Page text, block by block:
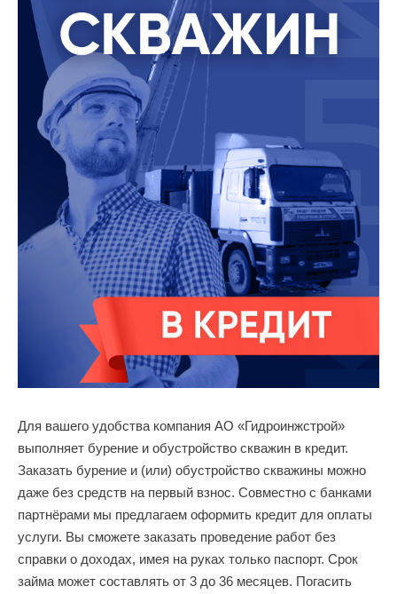
Для вашего удобства компания АО «Гидроинжстрой»
выполняет бурение и обустройство скважин в кредит.
Заказать бурение и (или) обустройство скважины можно
даже без средств на первый взнос. Совместно с банками
партнёрами мы предлагаем оформить кредит для оплаты
услуги. Вы сможете заказать проведение работ без
справки о доходах, имея на руках только паспорт. Срок
займа может составлять от 3 до 36 месяцев. Погасить